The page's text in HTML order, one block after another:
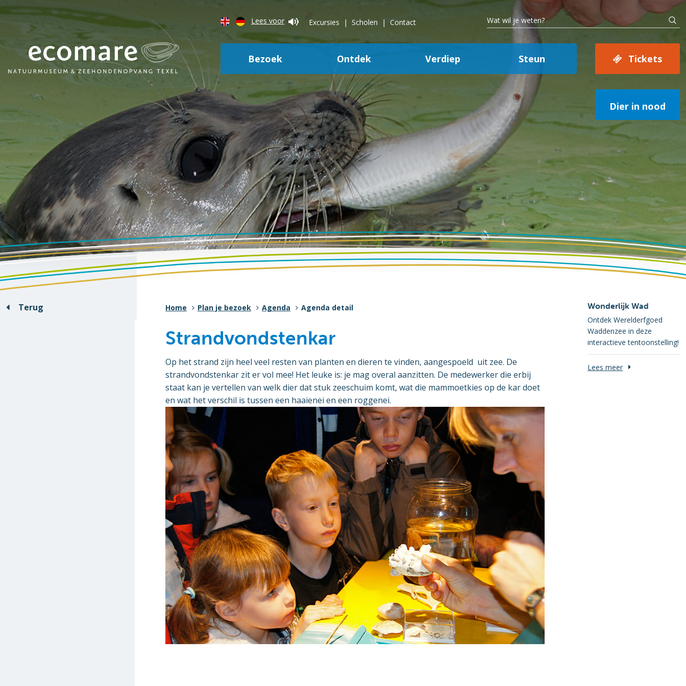
Lees voor Excursies Scholen Contact
Bezoek Ontdek Verdiep Steun Tickets
Dier in nood
Terug Home Plan je bezoek Agenda Agenda detail
Strandvondstenkar
Op het strand zijn heel veel resten van planten en dieren te vinden, aangespoeld uit zee. De
strandvondstenkar zit er vol mee! Het leuke is: je mag overal aanzitten. De medewerker die erbij
staat kan je vertellen van welk dier dat stuk zeeschuim komt, wat die mammoetkies op de kar doet
en wat het verschil is tussen een haaienei en een roggenei.
Wonderlijk Wad
Ontdek Werelderfgoed
Waddenzee in deze
interactieve tentoonstelling!
Lees meer